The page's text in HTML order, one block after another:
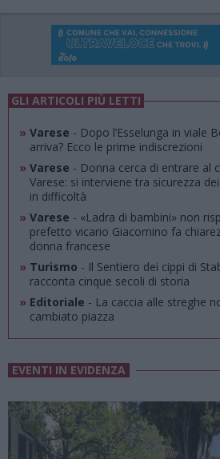
GLI ARTICOLI PIÙ LETTI
» Varese - Dopo l’Esselunga in viale
arriva? Ecco le prime indiscrezioni
» Varese - Donna cerca di entrare al
Varese: si interviene tra sicurezza
in difficoltà
» Varese - «Ladra di bambini» non
prefetto vicario Giacomino fa
donna francese
» Turismo - Il Sentiero dei cippi di
racconta cinque secoli di storia
» Editoriale - La caccia alle streghe
cambiato piazza
EVENTI IN EVIDENZA